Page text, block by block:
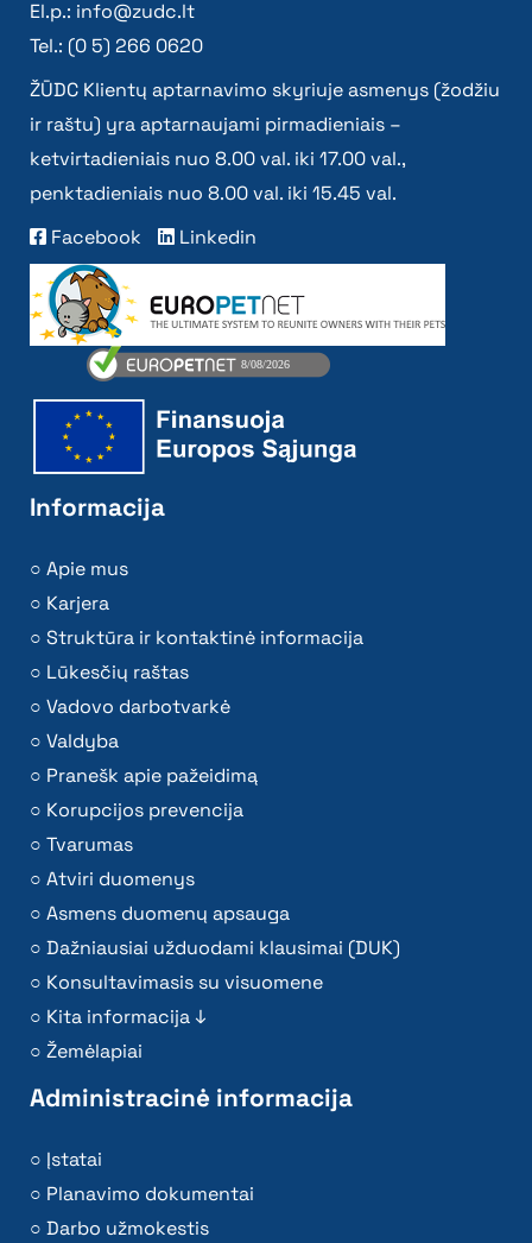
El.p.: info@zudc.lt
Tel.: (0 5) 266 0620
ŽŪDC Klientų aptarnavimo skyriuje asmenys (žodžiu
ir raštu) yra aptarnaujami pirmadieniais –
ketvirtadieniais nuo 8.00 val. iki 17.00 val.,
penktadieniais nuo 8.00 val. iki 15.45 val.
Facebook
Linkedin
Informacija
Apie mus
Karjera
Struktūra ir kontaktinė informacija
Lūkesčių raštas
Vadovo darbotvarkė
Valdyba
Pranešk apie pažeidimą
Korupcijos prevencija
Tvarumas
Atviri duomenys
Asmens duomenų apsauga
Dažniausiai užduodami klausimai (DUK)
Konsultavimasis su visuomene
Kita informacija ↓
Žemėlapiai
Administracinė informacija
Įstatai
Planavimo dokumentai
Darbo užmokestis